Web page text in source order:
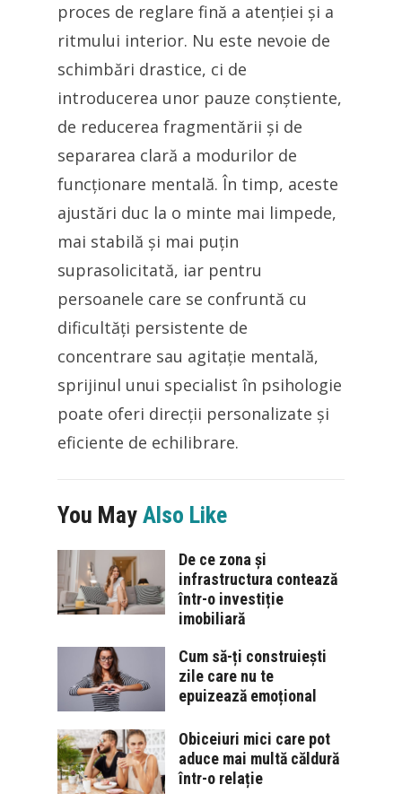
proces de reglare fină a atenției și a
ritmului interior. Nu este nevoie de
schimbări drastice, ci de
introducerea unor pauze conștiente,
de reducerea fragmentării și de
separarea clară a modurilor de
funcționare mentală. În timp, aceste
ajustări duc la o minte mai limpede,
mai stabilă și mai puțin
suprasolicitată, iar pentru
persoanele care se confruntă cu
dificultăți persistente de
concentrare sau agitație mentală,
sprijinul unui specialist în psihologie
poate oferi direcții personalizate și
eficiente de echilibrare.
You May Also Like
De ce zona și
infrastructura contează
într-o investiție
imobiliară
Cum să-ți construiești
zile care nu te
epuizează emoțional
Obiceiuri mici care pot
aduce mai multă căldură
într-o relație